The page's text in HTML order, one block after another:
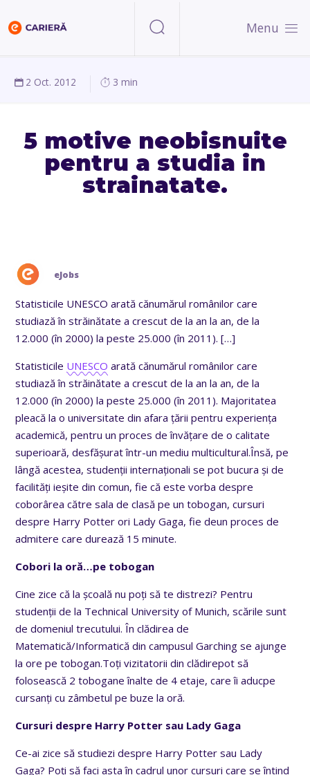
Menu
2 Oct. 2012 3 min
5 motive neobisnuite
pentru a studia in
strainatate.
eJobs
Statisticile UNESCO arată cănumărul românilor care
studiază în străinătate a crescut de la an la an, de la
12.000 (în 2000) la peste 25.000 (în 2011). […]
Statisticile UNESCO arată cănumărul românilor care
studiază în străinătate a crescut de la an la an, de la
12.000 (în 2000) la peste 25.000 (în 2011). Majoritatea
pleacă la o universitate din afara țării pentru experiența
academică, pentru un proces de învățare de o calitate
superioară, desfășurat într-un mediu multicultural.Însă, pe
lângă acestea, studenții internaționali se pot bucura și de
facilități ieșite din comun, fie că este vorba despre
coborârea către sala de clasă pe un tobogan, cursuri
despre Harry Potter ori Lady Gaga, fie deun proces de
admitere care durează 15 minute.
Cobori la oră…pe tobogan
Cine zice că la școală nu poți să te distrezi? Pentru
studenții de la Technical University of Munich, scările sunt
de domeniul trecutului. În clădirea de
Matematică/Informatică din campusul Garching se ajunge
la ore pe tobogan.Toți vizitatorii din clădirepot să
folosească 2 tobogane înalte de 4 etaje, care îi aducpe
cursanți cu zâmbetul pe buze la oră.
Cursuri despre Harry Potter sau Lady Gaga
Ce-ai zice să studiezi despre Harry Potter sau Lady
Gaga? Poți să faci asta în cadrul unor cursuri care se întind